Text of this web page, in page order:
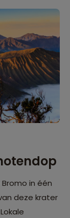
in één
deze krater